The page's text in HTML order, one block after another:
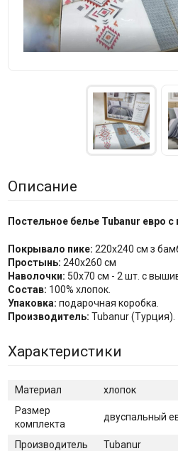
Описание
Постельное белье Tubanur евро
Покрывало пике: 220х240 см з
Простынь: 240х260 см
Наволочки: 50х70 см - 2 шт. с
Состав: 100% хлопок.
Упаковка: подарочная коробка.
Производитель: Tubanur (Турция).
Характеристики
Материал
хлопок
Размер
комплекта
двуспальный
Производитель
Tubanur